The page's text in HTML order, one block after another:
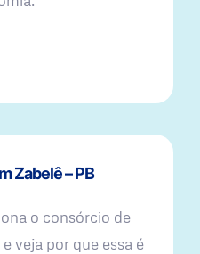
Zabelê – PB
o consórcio de
veja por que essa é